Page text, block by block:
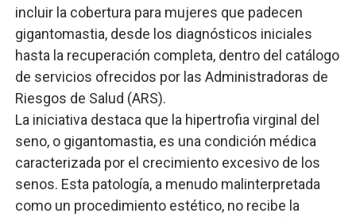
incluir la cobertura para mujeres que padecen
gigantomastia, desde los diagnósticos iniciales
hasta la recuperación completa, dentro del catálogo
de servicios ofrecidos por las Administradoras de
Riesgos de Salud (ARS).
La iniciativa destaca que la hipertrofia virginal del
seno, o gigantomastia, es una condición médica
caracterizada por el crecimiento excesivo de los
senos. Esta patología, a menudo malinterpretada
como un procedimiento estético, no recibe la